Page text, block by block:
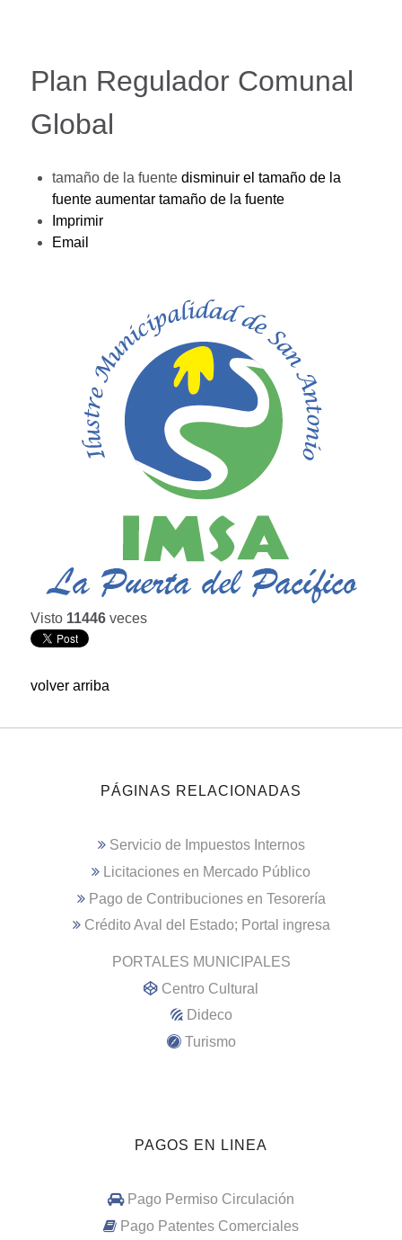
Plan Regulador Comunal
Global
tamaño de la fuente disminuir el tamaño de la
fuente aumentar tamaño de la fuente
Imprimir
Email
Visto 11446 veces
volver arriba
PÁGINAS RELACIONADAS
Servicio de Impuestos Internos
Licitaciones en Mercado Público
Pago de Contribuciones en Tesorería
Crédito Aval del Estado; Portal ingresa
PORTALES MUNICIPALES
Centro Cultural
Dideco
Turismo
PAGOS EN LINEA
Pago Permiso Circulación
Pago Patentes Comerciales